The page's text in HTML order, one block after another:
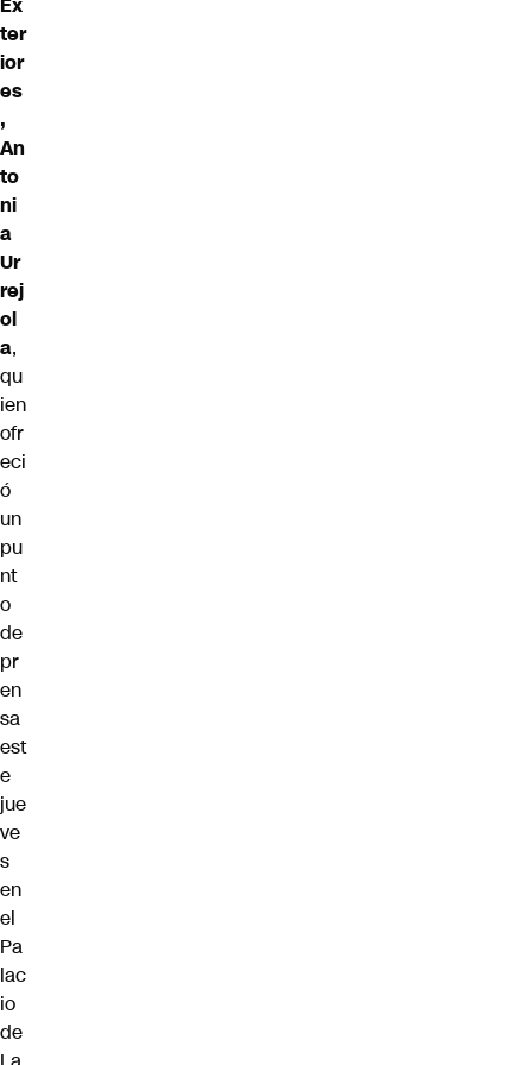
ter
ior
es
,
An
to
ni
a
Ur
rej
ol
a,
qu
ien
ofr
eci
ó
un
pu
nt
o
de
pr
en
sa
est
e
jue
ve
s
en
el
Pa
lac
io
de